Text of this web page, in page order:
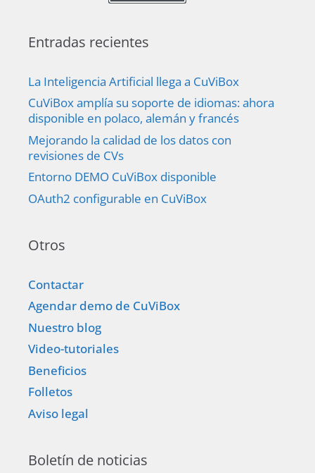
Entradas recientes
La Inteligencia Artificial llega a CuViBox
CuViBox amplía su soporte de idiomas: ahora
disponible en polaco, alemán y francés
Mejorando la calidad de los datos con
revisiones de CVs
Entorno DEMO CuViBox disponible
OAuth2 configurable en CuViBox
Otros
Contactar
Agendar demo de CuViBox
Nuestro blog
Video-tutoriales
Beneficios
Folletos
Aviso legal
Boletín de noticias